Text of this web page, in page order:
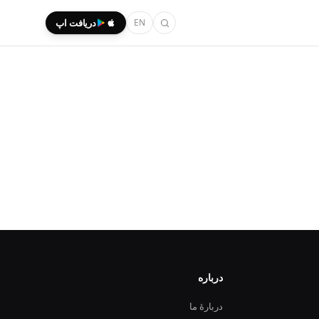
EN دریافت اپ
درباره
دربارهٔ ما